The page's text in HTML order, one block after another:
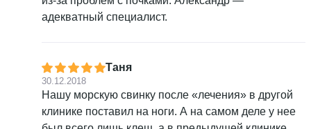
адекватный специалист.
Таня
30.12.2018
Нашу морскую свинку после «лечения» в другой
клинике поставил на ноги. А на самом деле у нее